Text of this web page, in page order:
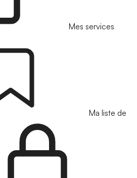
Mes services
Ma liste de